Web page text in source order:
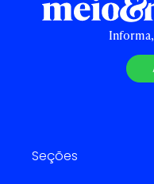
Seções